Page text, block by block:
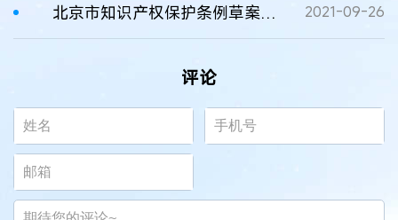
北京市知识产权保护条例草案提请审议 2021-09-26
评论